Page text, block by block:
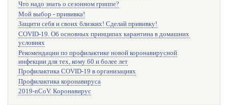
Что надо знать о сезонном гриппе?
Мой выбор - прививка!
Защити себя и своих близких! Сделай прививку!
COVID-19. Об основных принципах карантина в домашних
условиях
Рекомендации по профилактике новой коронавирусной
инфекции для тех, кому 60 и более лет
Профилактика COVID-19 в организациях
Профилактика коронавируса
2019-nCoV. Коронавирус